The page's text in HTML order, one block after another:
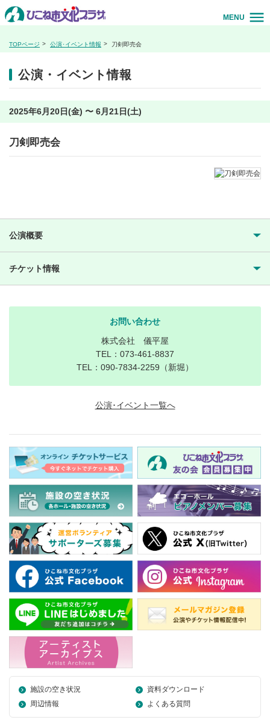
MENU
TOPページ 公演･イベント情報 刀剣即売会
公演・イベント情報
2025年6月20日(金) 〜 6月21日(土)
刀剣即売会
公演概要
チケット情報
お問い合わせ
株式会社 儀平屋
TEL：073-461-8837
TEL：090-7834-2259（新堀）
公演･イベント一覧へ
施設の空き状況
資料ダウンロード
周辺情報
よくある質問